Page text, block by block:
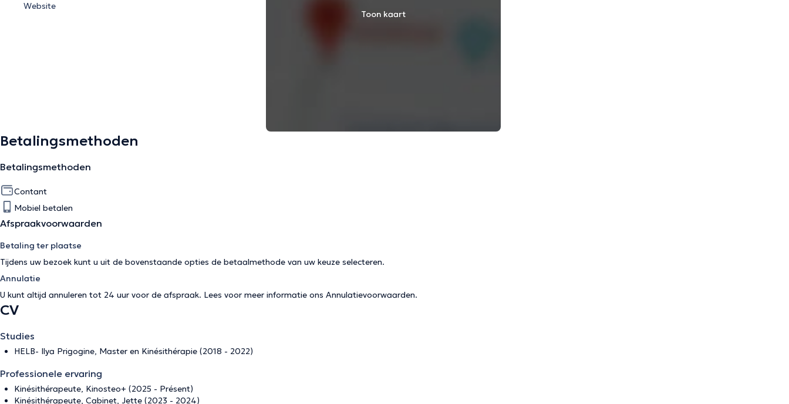
Website
Toon kaart
Betalingsmethoden
Betalingsmethoden
Contant
Mobiel betalen
Afspraakvoorwaarden
Betaling ter plaatse
Tijdens uw bezoek kunt u uit de bovenstaande opties de betaalmethode van uw keuze selecteren.
Annulatie
U kunt altijd annuleren tot 24 uur voor de afspraak. Lees voor meer informatie ons Annulatievoorwaarden.
CV
Studies
HELB- Ilya Prigogine, Master en Kinésithérapie (2018 - 2022)
Professionele ervaring
Kinésithérapeute, Kinosteo+ (2025 - Présent)
Kinésithérapeute, Cabinet, Jette (2023 - 2024)